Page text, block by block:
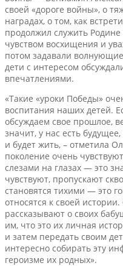
своей «дороге войны», о
наградах, о том, как
продолжил служить
чувством восхищения и
потом задавали
дети с интересом
впечатлениями.
«Такие «уроки Победы»
воспитания наших детей.
обсуждаем свое прошлое,
значит, у нас есть
и будет жить, – отметила
поколение очень
слезами на глазах — это
чувствуют, пропускают
становятся тихими — это
относятся к своей
рассказывают о своих
им, что это их личная
и затем передать своим
интересно собирать эту
героизме их родных».